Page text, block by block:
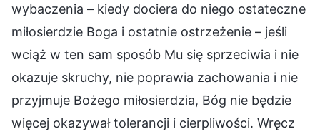
wybaczenia – kiedy dociera do niego ostateczne
miłosierdzie Boga i ostatnie ostrzeżenie – jeśli
wciąż w ten sam sposób Mu się sprzeciwia i nie
okazuje skruchy, nie poprawia zachowania i nie
przyjmuje Bożego miłosierdzia, Bóg nie będzie
więcej okazywał tolerancji i cierpliwości. Wręcz